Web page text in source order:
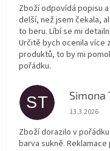
Zboží odpovídá popisu
delší, než jsem čekala,
to beru. Líbí se mi
Určitě bych ocenila více
produktů, to by mi
pořádku.
ST Simona
Hodnocení
13.3.2026
Zboží dorazilo v
barva sukně.